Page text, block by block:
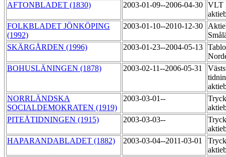
AFTONBLADET (1830) 2003-01-09--2006-04-30 VLT
FOLKBLADET JÖNKÖPING
(1992)
2003-01-10--2010-12-30
SKÄRGÅRDEN (1996)
2003-01-23--2004-05-13
BOHUSLÄNINGEN (1878)
2003-02-11--2006-05-31
NORRLÄNDSKA
SOCIALDEMOKRATEN (1919)
2003-03-01--
PITEÅTIDNINGEN (1915)
2003-03-03--
HAPARANDABLADET (1882)
2003-03-04--2011-03-01